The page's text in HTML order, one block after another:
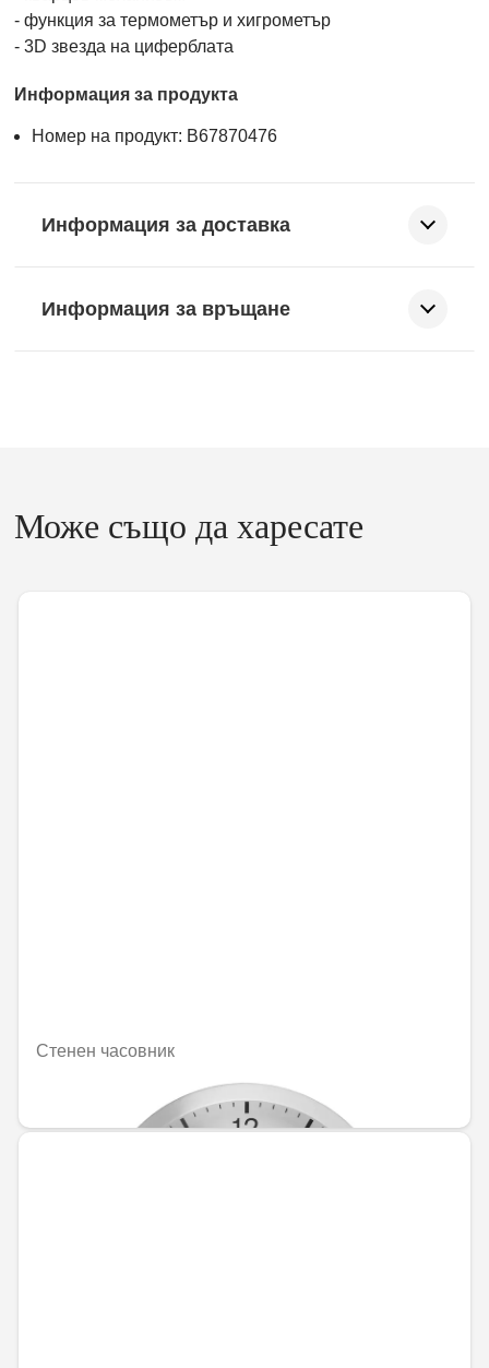
- функция за термометър и хигрометър
- 3D звезда на циферблата
Информация за продукта
Номер на продукт: B67870476
Информация за доставка
Информация за връщане
Може също да харесате
Стенен часовник
44,77 € / 87,57 лв.